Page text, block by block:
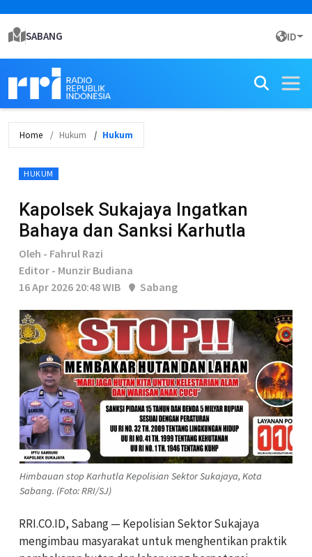
SABANG ID
Home Hukum Hukum
HUKUM
Kapolsek Sukajaya Ingatkan
Bahaya dan Sanksi Karhutla
Oleh - Fahrul Razi
Editor - Munzir Budiana
16 Apr 2026 20:48 WIB
Sabang
Himbauan stop Karhutla Kepolisian Sektor Sukajaya, Kota
Sabang. (Foto: RRI/SJ)
RRI.CO.ID, Sabang — Kepolisian Sektor Sukajaya
mengimbau masyarakat untuk menghentikan praktik